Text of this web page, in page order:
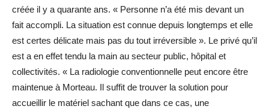
créée il y a quarante ans. « Personne n’a été mis devant un
fait accompli. La situation est connue depuis longtemps et elle
est certes délicate mais pas du tout irréversible ». Le privé qu’il
est a en effet tendu la main au secteur public, hôpital et
collectivités. « La radiologie conventionnelle peut encore être
maintenue à Morteau. Il suffit de trouver la solution pour
accueillir le matériel sachant que dans ce cas, une